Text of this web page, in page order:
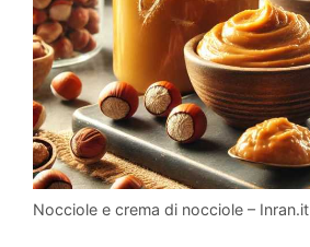
Nocciole e crema di nocciole – Inran.it